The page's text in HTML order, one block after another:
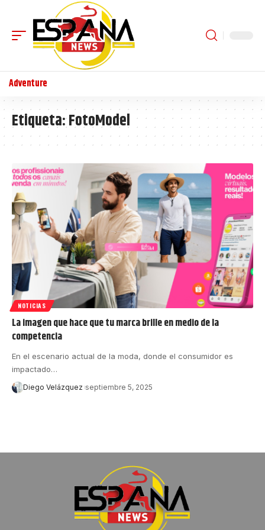
Adventure
Etiqueta:FotoModel
NOTICIAS
La imagen que hace que tu marca brille en medio de la
competencia
En el escenario actual de la moda, donde el consumidor es
impactado…
Diego Velázquez septiembre 5, 2025